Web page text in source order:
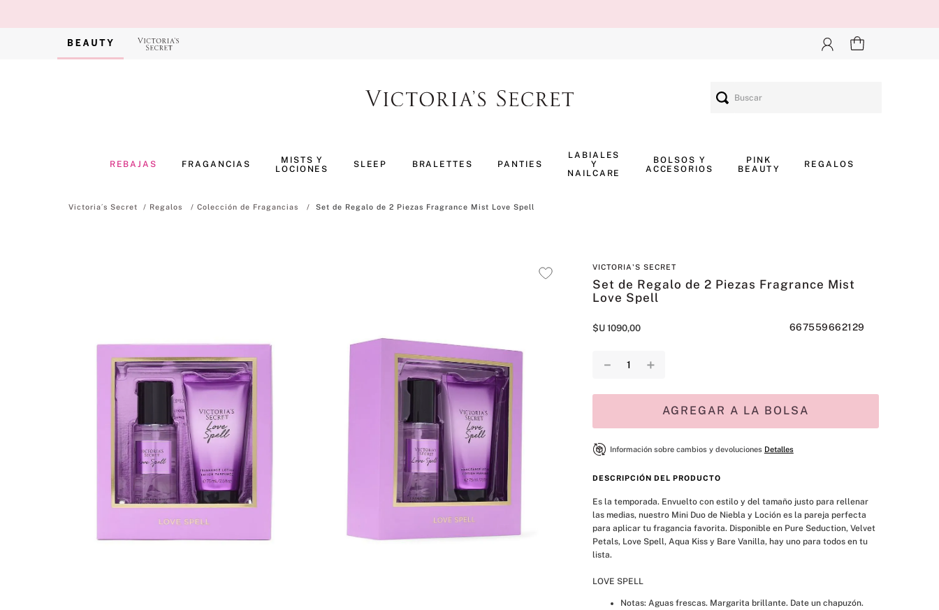
REBAJAS FRAGANCIAS
MISTS Y
LOCIONES
SLEEP BRALETTES PANTIES
LABIALES
Y
NAILCARE
BOLSOS Y
ACCESORIOS
PINK
BEAUTY
REGALOS
Regalos Colección de Fragancias Set de Regalo de 2 Piezas Fragrance Mist Love Spell
VICTORIA'S SECRET
Set de Regalo de 2 Piezas Fragrance Mist
Love Spell
$U 1090,00 667559662129
＋
－
AGREGAR A LA BOLSA
Información sobre cambios y devoluciones Detalles
DESCRIPCIÓN DEL PRODUCTO
Es la temporada. Envuelto con estilo y del tamaño justo para rellenar
las medias, nuestro Mini Duo de Niebla y Loción es la pareja perfecta
para aplicar tu fragancia favorita. Disponible en Pure Seduction, Velvet
Petals, Love Spell, Aqua Kiss y Bare Vanilla, hay uno para todos en tu
lista.
LOVE SPELL
Notas: Aguas frescas. Margarita brillante. Date un chapuzón.
9.
mist
10. body